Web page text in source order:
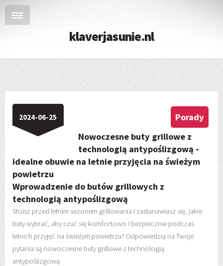
klaverjasunie.nl
Porady
2024-06-25
Nowoczesne buty grillowe z
technologią antypoślizgową -
idealne obuwie na letnie przyjęcia na świeżym
powietrzu
Wprowadzenie do butów grillowych z
technologią antypoślizgową
Stoisz przed letnim sezonem grillowania i zastanawiasz się, jakie
buty wybrać, aby czuć się komfortowo i bezpiecznie podczas
letnich przyjęć na świeżym powietrzu? Odpowiedzią na Twoje
pytania są nowoczesne buty grillowe z technologią
antypoślizgową.